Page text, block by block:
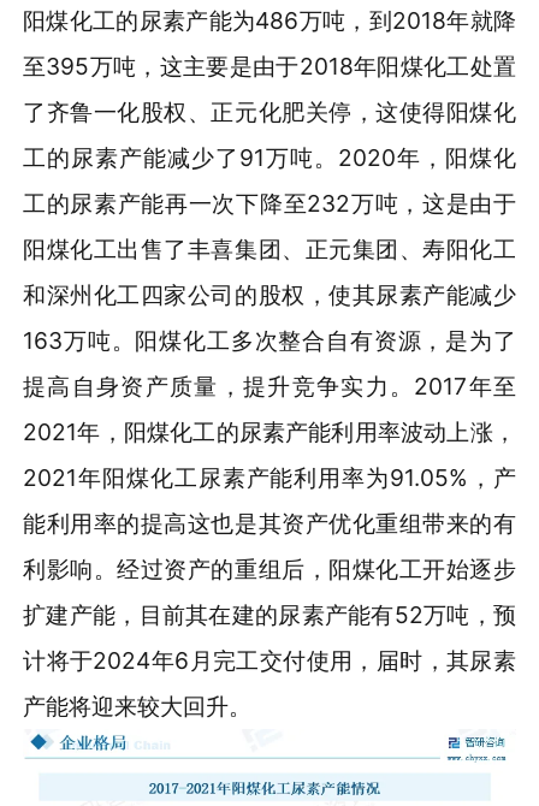
阳煤化工的尿素产能为486万吨，到2018年就降
至395万吨，这主要是由于2018年阳煤化工处置
了齐鲁一化股权、正元化肥关停，这使得阳煤化
工的尿素产能减少了91万吨。2020年，阳煤化
工的尿素产能再一次下降至232万吨，这是由于
阳煤化工出售了丰喜集团、正元集团、寿阳化工
和深州化工四家公司的股权，使其尿素产能减少
163万吨。阳煤化工多次整合自有资源，是为了
提高自身资产质量，提升竞争实力。2017年至
2021年，阳煤化工的尿素产能利用率波动上涨，
2021年阳煤化工尿素产能利用率为91.05%，产
能利用率的提高这也是其资产优化重组带来的有
利影响。经过资产的重组后，阳煤化工开始逐步
扩建产能，目前其在建的尿素产能有52万吨，预
计将于2024年6月完工交付使用，届时，其尿素
产能将迎来较大回升。